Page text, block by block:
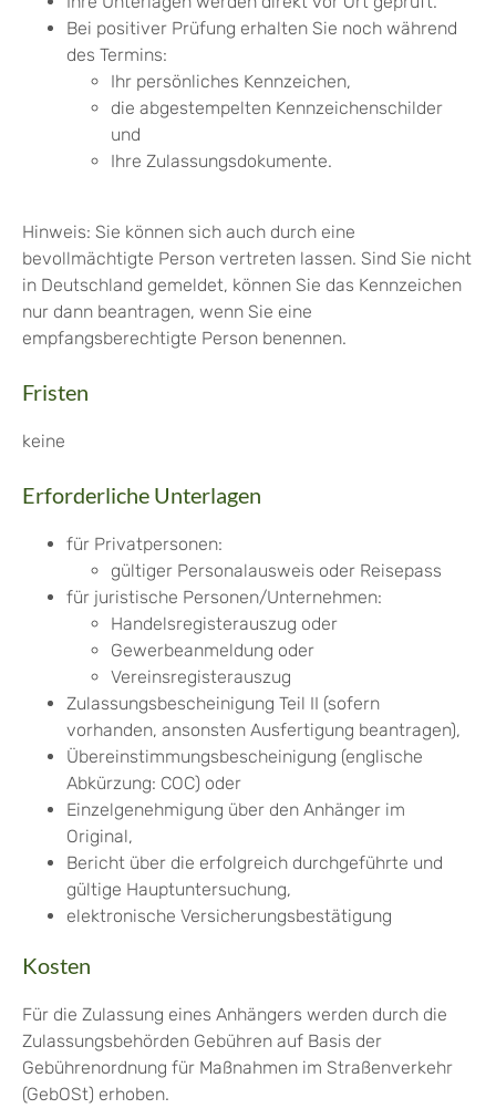
Bei positiver Prüfung erhalten Sie noch während
des Termins:
Ihr persönliches Kennzeichen,
die abgestempelten Kennzeichenschilder
und
Ihre Zulassungsdokumente.
Hinweis: Sie können sich auch durch eine
bevollmächtigte Person vertreten lassen. Sind Sie nicht
in Deutschland gemeldet, können Sie das Kennzeichen
nur dann beantragen, wenn Sie eine
empfangsberechtigte Person benennen.
Fristen
keine
Erforderliche Unterlagen
für Privatpersonen:
gültiger Personalausweis oder Reisepass
für juristische Personen/Unternehmen:
Handelsregisterauszug oder
Gewerbeanmeldung oder
Vereinsregisterauszug
Zulassungsbescheinigung Teil II (sofern
vorhanden, ansonsten Ausfertigung beantragen),
Übereinstimmungsbescheinigung (englische
Abkürzung: COC) oder
Einzelgenehmigung über den Anhänger im
Original,
Bericht über die erfolgreich durchgeführte und
gültige Hauptuntersuchung,
elektronische Versicherungsbestätigung
Kosten
Für die Zulassung eines Anhängers werden durch die
Zulassungsbehörden Gebühren auf Basis der
Gebührenordnung für Maßnahmen im Straßenverkehr
(GebOSt) erhoben.